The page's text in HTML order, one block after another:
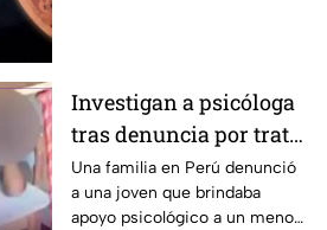
Investigan a psicóloga
tras denuncia por trato
a menor con autismo
Una familia en Perú denunció
a una joven que brindaba
apoyo psicológico a un menor